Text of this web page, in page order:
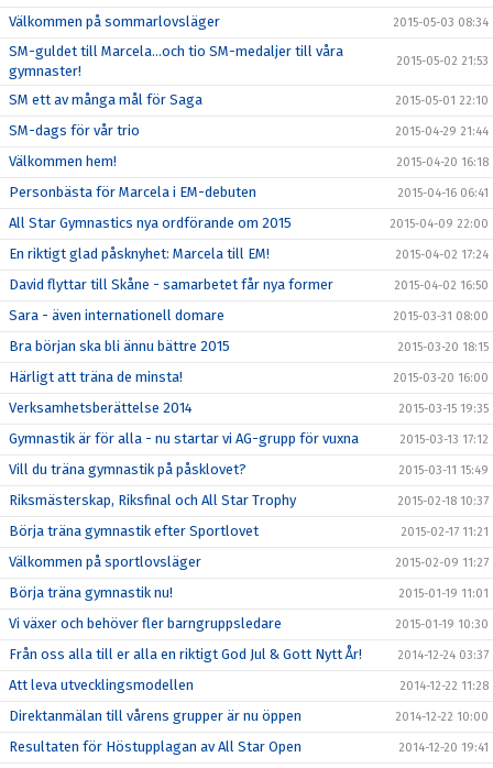
Välkommen på sommarlovsläger 2015-05-03 08:34
SM-guldet till Marcela...och tio SM-medaljer till våra
gymnaster!
2015-05-02 21:53
SM ett av många mål för Saga 2015-05-01 22:10
SM-dags för vår trio 2015-04-29 21:44
Välkommen hem! 2015-04-20 16:18
Personbästa för Marcela i EM-debuten 2015-04-16 06:41
All Star Gymnastics nya ordförande om 2015 2015-04-09 22:00
En riktigt glad påsknyhet: Marcela till EM! 2015-04-02 17:24
David flyttar till Skåne - samarbetet får nya former 2015-04-02 16:50
Sara - även internationell domare 2015-03-31 08:00
Bra början ska bli ännu bättre 2015 2015-03-20 18:15
Härligt att träna de minsta! 2015-03-20 16:00
Verksamhetsberättelse 2014 2015-03-15 19:35
Gymnastik är för alla - nu startar vi AG-grupp för vuxna 2015-03-13 17:12
Vill du träna gymnastik på påsklovet? 2015-03-11 15:49
Riksmästerskap, Riksfinal och All Star Trophy 2015-02-18 10:37
Börja träna gymnastik efter Sportlovet 2015-02-17 11:21
Välkommen på sportlovsläger 2015-02-09 11:27
Börja träna gymnastik nu! 2015-01-19 11:01
Vi växer och behöver fler barngruppsledare 2015-01-19 10:30
Från oss alla till er alla en riktigt God Jul & Gott Nytt År! 2014-12-24 03:37
Att leva utvecklingsmodellen 2014-12-22 11:28
Direktanmälan till vårens grupper är nu öppen 2014-12-22 10:00
Resultaten för Höstupplagan av All Star Open 2014-12-20 19:41